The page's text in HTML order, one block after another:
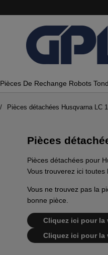
Pièces De Rechange Robots
Pièces détachées Husqvarna LC
Pièces
Pièces détachées pour
Vous trouverez ici
Vous ne trouvez pas la
bonne pièce.
Cliquez ici pour la
Cliquez ici pour la